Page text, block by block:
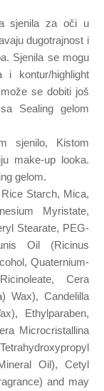
sjenila za oči u
dugotrajnost i
Sjenila se mogu
kontur/highlight
se dobiti još
Sealing gelom
sjenilo, Kistom
make-up looka.
gelom.
Starch, Mica,
Myristate,
Stearate, PEG-
Oil (Ricinus
Quaternium-
Cera
Wax), Candelilla
Ethylparaben,
Microcristallina
Oil), Cetyl
and may